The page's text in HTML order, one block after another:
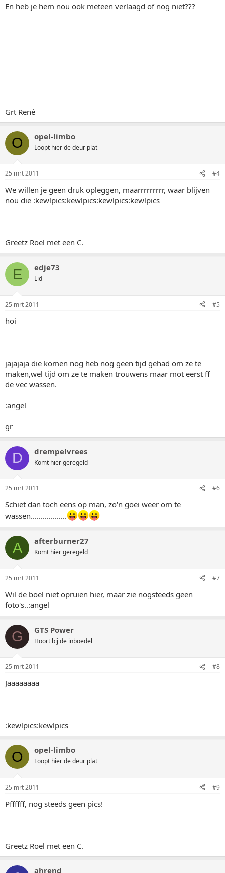
En heb je hem nou ook meteen verlaagd of nog niet???
Grt René
O opel-limbo
Loopt hier de deur plat
25 mrt 2011 #4
We willen je geen druk opleggen, maarrrrrrrrr, waar blijven
nou die :kewlpics:kewlpics:kewlpics:kewlpics
Greetz Roel met een C.
E edje73
Lid
25 mrt 2011 #5
hoi
jajajaja die komen nog heb nog geen tijd gehad om ze te
maken,wel tijd om ze te maken trouwens maar mot eerst ff
de vec wassen.
:angel
gr
D drempelvrees
Komt hier geregeld
25 mrt 2011 #6
Schiet dan toch eens op man, zo'n goei weer om te
wassen..................
A afterburner27
Komt hier geregeld
25 mrt 2011 #7
Wil de boel niet opruien hier, maar zie nogsteeds geen
foto's..:angel
G GTS Power
Hoort bij de inboedel
25 mrt 2011 #8
Jaaaaaaaa
:kewlpics:kewlpics
O opel-limbo
Loopt hier de deur plat
25 mrt 2011 #9
Pffffff, nog steeds geen pics!
Greetz Roel met een C.
ahrend